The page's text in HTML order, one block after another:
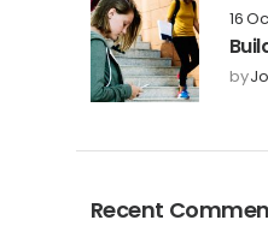
16
by
Recent